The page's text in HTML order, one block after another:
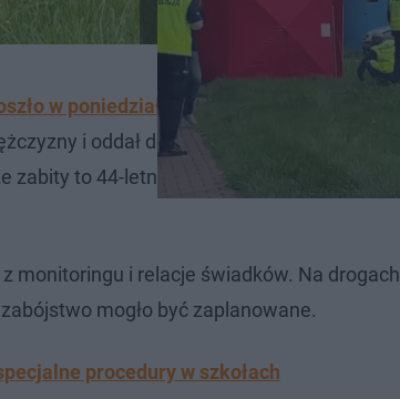
w poniedziałek przed godz. 10
i oddał do niego kilka strzałów z
zabity to 44-letni obywatel Rosji, który
monitoringu i relacje świadków. Na drogach
mogło być zaplanowane.
procedury w szkołach